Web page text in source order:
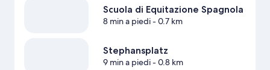
Scuola di Equitazione Spagnola
8 min a piedi- 0.7 km
Stephansplatz
9 min a piedi- 0.8 km